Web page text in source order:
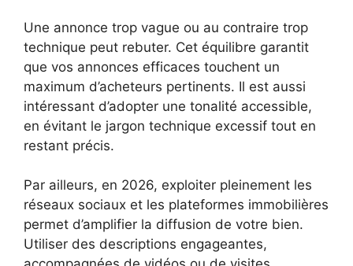
Une annonce trop vague ou au contraire trop
technique peut rebuter. Cet équilibre garantit
que vos annonces efficaces touchent un
maximum d’acheteurs pertinents. Il est aussi
intéressant d’adopter une tonalité accessible,
en évitant le jargon technique excessif tout en
restant précis.
Par ailleurs, en 2026, exploiter pleinement les
réseaux sociaux et les plateformes immobilières
permet d’amplifier la diffusion de votre bien.
Utiliser des descriptions engageantes,